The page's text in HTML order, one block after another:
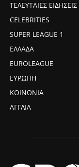
ΤΕΛΕΥΤΑΙΕΣ ΕΙΔΗΣΕΙΣ
CELEBRITIES
SUPER LEAGUE 1
ΕΛΛΑΔΑ
EUROLEAGUE
ΕΥΡΩΠΗ
ΚΟΙΝΩΝΙΑ
ΑΓΓΛΙΑ